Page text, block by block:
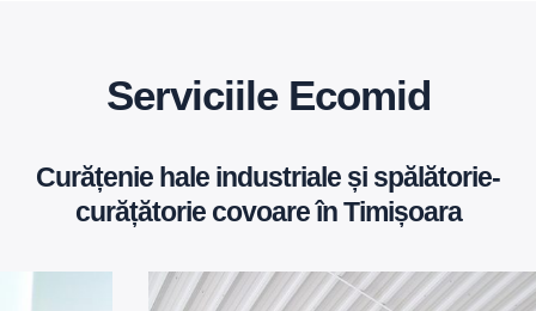
Serviciile Ecomid
Curățenie hale industriale și spălătorie-
curățătorie covoare în Timișoara